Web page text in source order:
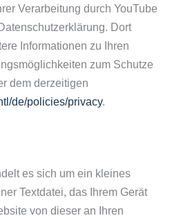
Verarbeitung durch YouTube
Dort
Informationen zu Ihren
zum Schutze
dem derzeitigen
de/policies/privacy.
es sich um ein kleines
Textdatei, das Ihrem Gerät
von dieser an Ihren